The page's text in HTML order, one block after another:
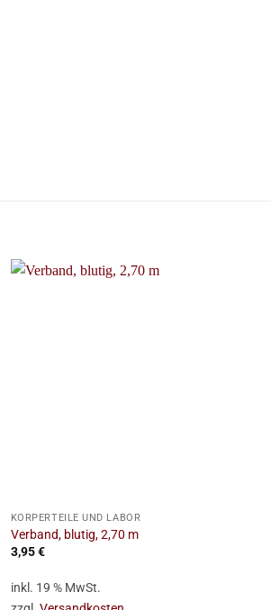
KÖRPERTEILE UND LABOR
Verband, blutig, 2,70 m
3,95€
inkl. 19 % MwSt.